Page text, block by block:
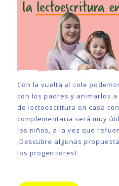
Con la vuelta al cole
con los padres y animarlos
de lectoescritura en casa
complementaria será muy
los niños, a la vez que
¡Descubre algunas
los progenitores!